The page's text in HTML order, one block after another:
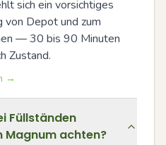
sich ein vorsichtiges
von Depot und zum
— 30 bis 90 Minuten
Zustand.
→
Füllständen
Magnum achten?